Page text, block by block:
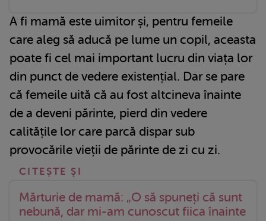
A fi mamă este uimitor și, pentru femeile
care aleg să aducă pe lume un copil, aceasta
poate fi cel mai important lucru din viața lor
din punct de vedere existențial. Dar se pare
că femeile uită că au fost altcineva înainte
de a deveni părinte, pierd din vedere
calitățile lor care parcă dispar sub
provocările vieții de părinte de zi cu zi.
Mărturie de mamă: „O să spuneți că sunt
nebună, dar mi-am cunoscut fiica înainte